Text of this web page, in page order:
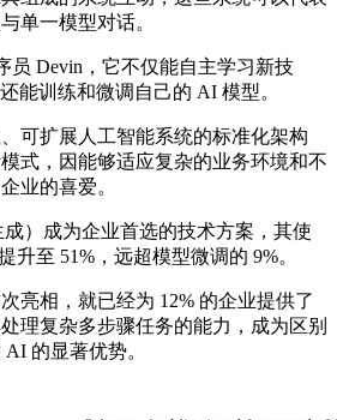
单一模型对话。
Devin，它不仅能自主学习新技
能训练和微调自己的 AI 模型。
扩展人工智能系统的标准化架构
式，因能够适应复杂的业务环境和不
业的喜爱。
成为企业首选的技术方案，其使
升至 51%，远超模型微调的 9%。
相，就已经为 12% 的企业提供了
理复杂多步骤任务的能力，成为区别
的显著优势。